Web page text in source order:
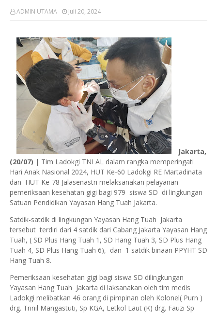
ADMIN UTAMA Juli 20, 2024
Jakarta,
(20/07) | Tim Ladokgi TNI AL dalam rangka memperingati
Hari Anak Nasional 2024, HUT Ke-60 Ladokgi RE Martadinata
dan HUT Ke-78 Jalasenastri melaksanakan pelayanan
pemeriksaan kesehatan gigi bagi 979 siswa SD di lingkungan
Satuan Pendidikan Yayasan Hang Tuah Jakarta.
Satdik-satdik di lingkungan Yayasan Hang Tuah Jakarta
tersebut terdiri dari 4 satdik dari Cabang Jakarta Yayasan Hang
Tuah, ( SD Plus Hang Tuah 1, SD Hang Tuah 3, SD Plus Hang
Tuah 4, SD Plus Hang Tuah 6), dan 1 satdik binaan PPYHT SD
Hang Tuah 8.
Pemeriksaan kesehatan gigi bagi siswa SD dilingkungan
Yayasan Hang Tuah Jakarta di laksanakan oleh tim medis
Ladokgi melibatkan 46 orang di pimpinan oleh Kolonel( Purn )
drg. Trinil Mangastuti, Sp KGA, Letkol Laut (K) drg. Fauzi Sp